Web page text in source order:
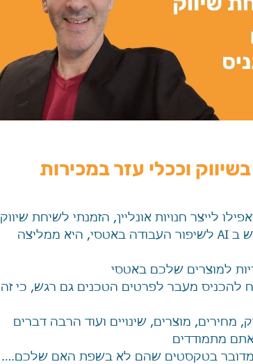
וככלי עזר במכירות
לייצר חנויות אונליין, הזמנתי לשיחת שיווק
את אלין ירושלמי ושוחחנו על איך אפשר להשתמש ב AI לשיפור העבודה באטסי, היא ממליצה
למוצרים שלכם באטסי
להכניס מעבר לפרטים הטכנים גם רגש, כי זה
מוצרים, שינויים ועוד הרבה דברים
מתמודדים
שמדובר בטקסטים שהם לא בשפת האם שלכם….